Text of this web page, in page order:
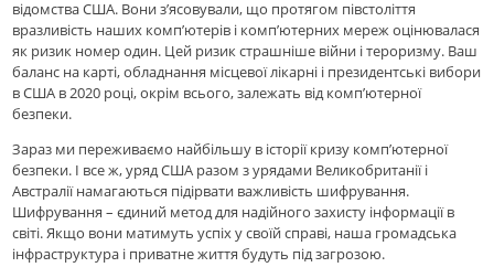
відомства США. Вони з’ясовували, що протягом півстоліття
вразливість наших комп’ютерів і комп’ютерних мереж оцінювалася
як ризик номер один. Цей ризик страшніше війни і тероризму. Ваш
баланс на карті, обладнання місцевої лікарні і президентські вибори
в США в 2020 році, окрім всього, залежать від комп’ютерної
безпеки.
Зараз ми переживаємо найбільшу в історії кризу комп’ютерної
безпеки. І все ж, уряд США разом з урядами Великобританії і
Австралії намагаються підірвати важливість шифрування.
Шифрування – єдиний метод для надійного захисту інформації в
світі. Якщо вони матимуть успіх у своїй справі, наша громадська
інфраструктура і приватне життя будуть під загрозою.